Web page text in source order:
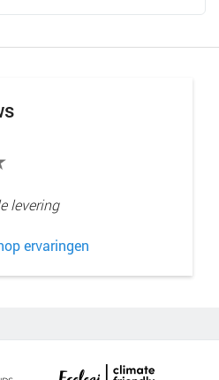
levering
ervaringen